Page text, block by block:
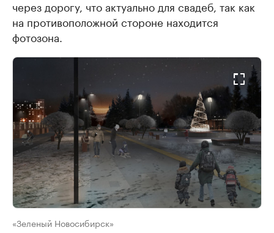
через дорогу, что актуально для свадеб, так как
на противоположной стороне находится
фотозона.
«Зеленый Новосибирск»